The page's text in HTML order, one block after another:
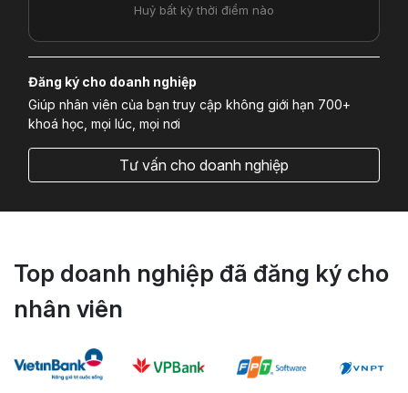
Huỷ bất kỳ thời điểm nào
Đăng ký cho doanh nghiệp
Giúp nhân viên của bạn truy cập không giới hạn 700+
khoá học, mọi lúc, mọi nơi
Tư vấn cho doanh nghiệp
Top doanh nghiệp đã đăng ký cho
nhân viên